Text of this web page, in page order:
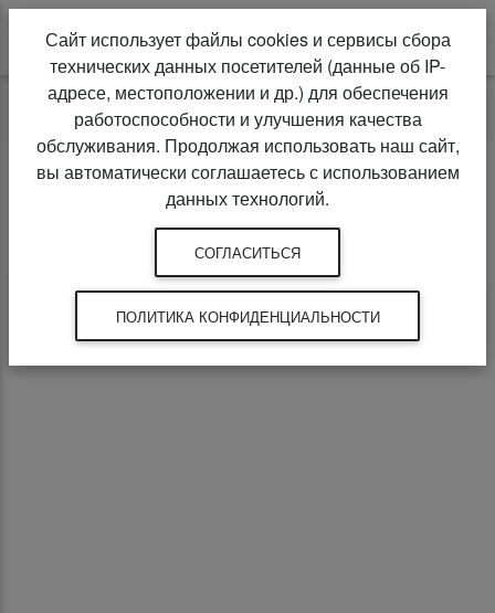
Ковровая плитка Forbo
Ковровая плитка Forbo (274)
Товары Коллекции
Сайт использует файлы cookies и сервисы сбора
технических данных посетителей (данные об IP-
адресе, местоположении и др.) для обеспечения
работоспособности и улучшения качества
обслуживания. Продолжая использовать наш сайт,
вы автоматически соглашаетесь с использованием
данных технологий.
СОГЛАСИТЬСЯ
ПОЛИТИКА КОНФИДЕНЦИАЛЬНОСТИ